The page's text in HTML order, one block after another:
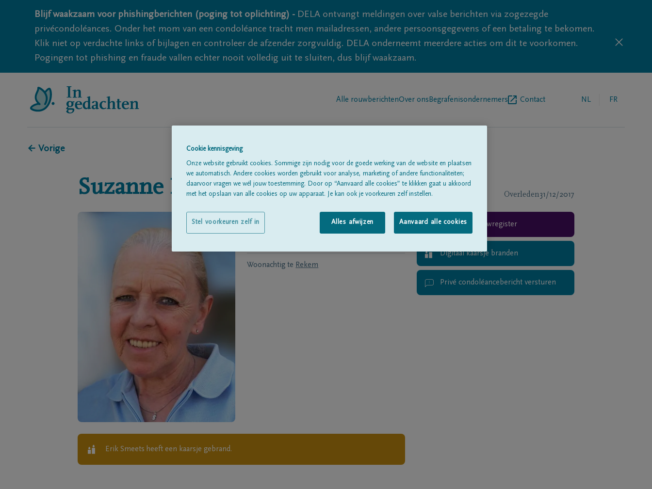
Blijf waakzaam voor phishingberichten (poging tot oplichting) - DELA ontvangt meldingen over valse berichten via zogezegde
privécondoléances. Onder het mom van een condoléance tracht men mailadressen, andere persoonsgegevens of een betaling te bekomen.
Klik niet op verdachte links of bijlagen en controleer de afzender zorgvuldig. DELA onderneemt meerdere acties om dit te voorkomen.
Pogingen tot phishing en fraude vallen echter nooit volledig uit te sluiten, dus blijf waakzaam.
Alle rouwberichtenOver ons Begrafenisondernemers Contact NL FR
← Vorige
Suzanne Kusters Overleden31/12/2017
Geboren te 11/07/1945
Woonachtig te Rekem
Erik Smeets heeft een kaarsje gebrand.
Rouwregister
Digitaal kaarsje branden
Privé condoléancebericht versturen
Cookie kennisgeving
Onze website gebruikt cookies. Sommige zijn nodig voor de goede werking van de website en plaatsen
we automatisch. Andere cookies worden gebruikt voor analyse, marketing of andere functionaliteiten;
daarvoor vragen we wél jouw toestemming. Door op “Aanvaard alle cookies” te klikken gaat u akkoord
met het opslaan van alle cookies op uw apparaat. Je kan ook je voorkeuren zelf instellen.
Alles afwijzen Aanvaard alle cookies
Stel voorkeuren zelf in